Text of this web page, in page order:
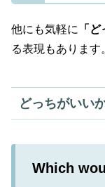
他にも気軽に 「
る表現もあります
どっちがいい
Which